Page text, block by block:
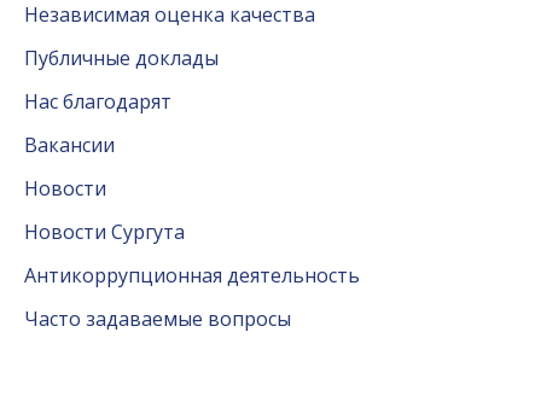
Независимая оценка качества
Публичные доклады
Нас благодарят
Вакансии
Новости
Новости Сургута
Антикоррупционная деятельность
Часто задаваемые вопросы